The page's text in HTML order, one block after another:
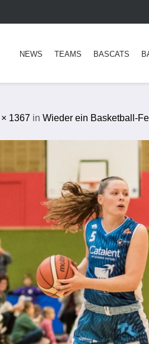
NEWS TEAMS BASCATS
1367 in Wieder ein Basketball-